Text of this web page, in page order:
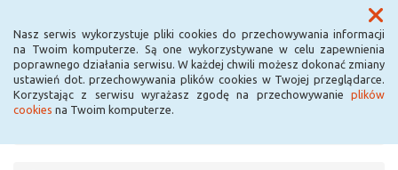
Nasz serwis wykorzystuje pliki cookies do przechowywania informacji
na Twoim komputerze. Są one wykorzystywane w celu zapewnienia
poprawnego działania serwisu. W każdej chwili możesz dokonać zmiany
ustawień dot. przechowywania plików cookies w Twojej przeglądarce.
Korzystając z serwisu wyrażasz zgodę na przechowywanie plików
cookies na Twoim komputerze.
Menu